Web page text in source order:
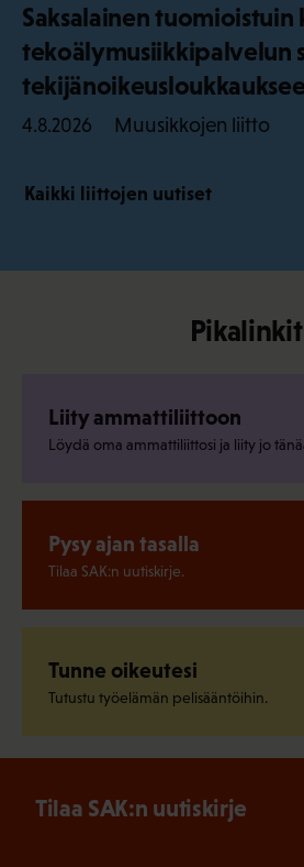
Saksalainen tuomioistuin
tekoälymusiikkipalvelun
4.8.2026 Muusikkojen liitto
Kaikki liittojen uutiset
Pikalinkit
Liity ammattiliittoon
Löydä oma ammattiliittosi ja liity jo
Pysy ajan tasalla
Tilaa SAK:n uutiskirje.
Tunne oikeutesi
Tutustu työelämän pelisääntöihin.
Tilaa SAK:n uutiskirje